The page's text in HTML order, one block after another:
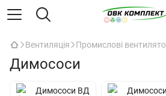
Вентиляція Промислові
Димососи
Димососи ВД